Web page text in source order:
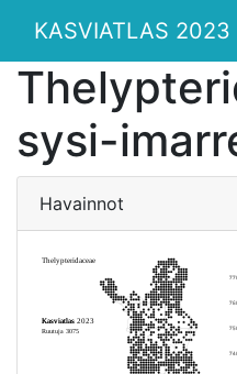
KASVIATLAS 2023
sysi-
Havainnot